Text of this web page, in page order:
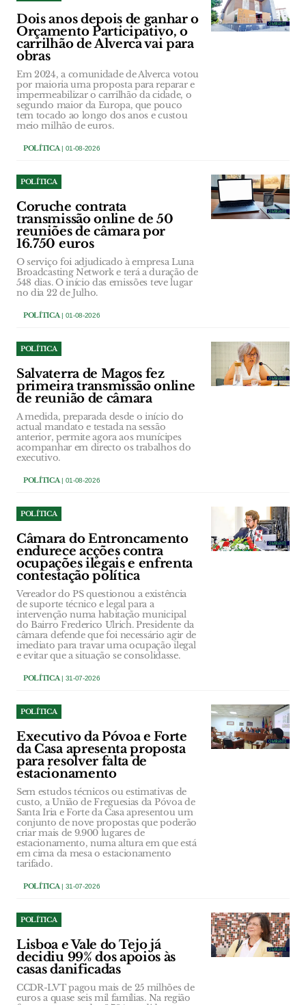
Dois anos depois de ganhar o
Orçamento Participativo, o
carrilhão de Alverca vai para
obras
Em 2024, a comunidade de Alverca votou
por maioria uma proposta para reparar e
impermeabilizar o carrilhão da cidade, o
segundo maior da Europa, que pouco
tem tocado ao longo dos anos e custou
meio milhão de euros.
POLÍTICA| 01-08-2026
POLÍTICA
Coruche contrata
transmissão online de 50
reuniões de câmara por
16.750 euros
O serviço foi adjudicado à empresa Luna
Broadcasting Network e terá a duração de
548 dias. O início das emissões teve lugar
no dia 22 de Julho.
POLÍTICA| 01-08-2026
POLÍTICA
Salvaterra de Magos fez
primeira transmissão online
de reunião de câmara
A medida, preparada desde o início do
actual mandato e testada na sessão
anterior, permite agora aos munícipes
acompanhar em directo os trabalhos do
executivo.
POLÍTICA| 01-08-2026
POLÍTICA
Câmara do Entroncamento
endurece acções contra
ocupações ilegais e enfrenta
contestação política
Vereador do PS questionou a existência
de suporte técnico e legal para a
intervenção numa habitação municipal
do Bairro Frederico Ulrich. Presidente da
câmara defende que foi necessário agir de
imediato para travar uma ocupação ilegal
e evitar que a situação se consolidasse.
POLÍTICA| 31-07-2026
POLÍTICA
Executivo da Póvoa e Forte
da Casa apresenta proposta
para resolver falta de
estacionamento
Sem estudos técnicos ou estimativas de
custo, a União de Freguesias da Póvoa de
Santa Iria e Forte da Casa apresentou um
conjunto de nove propostas que poderão
criar mais de 9.900 lugares de
estacionamento, numa altura em que está
em cima da mesa o estacionamento
tarifado.
POLÍTICA| 31-07-2026
POLÍTICA
Lisboa e Vale do Tejo já
decidiu 99% dos apoios às
casas danificadas
CCDR-LVT pagou mais de 25 milhões de
euros a quase seis mil famílias. Na região